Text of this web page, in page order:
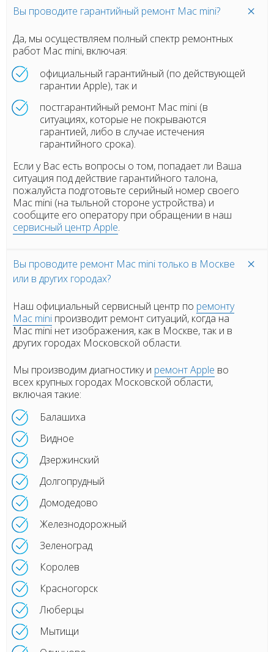
Вы проводите гарантийный ремонт Mac mini?
Да, мы осуществляем полный спектр ремонтных
работ Mac mini, включая:
официальный гарантийный (по действующей
гарантии Apple), так и
постгарантийный ремонт Mac mini (в
ситуациях, которые не покрываются
гарантией, либо в случае истечения
гарантийного срока).
Если у Вас есть вопросы о том, попадает ли Ваша
ситуация под действие гарантийного талона,
пожалуйста подготовьте серийный номер своего
Mac mini (на тыльной стороне устройства) и
сообщите его оператору при обращении в наш
сервисный центр Apple.
Вы проводите ремонт Mac mini только в Москве
или в других городах?
Наш официальный сервисный центр по ремонту
Mac mini производит ремонт ситуаций, когда на
Mac mini нет изображения, как в Москве, так и в
других городах Московской области.
Мы производим диагностику и ремонт Apple во
всех крупных городах Московской области,
включая такие:
Балашиха
Видное
Дзержинский
Долгопрудный
Домодедово
Железнодорожный
Зеленоград
Королев
Красногорск
Люберцы
Мытищи